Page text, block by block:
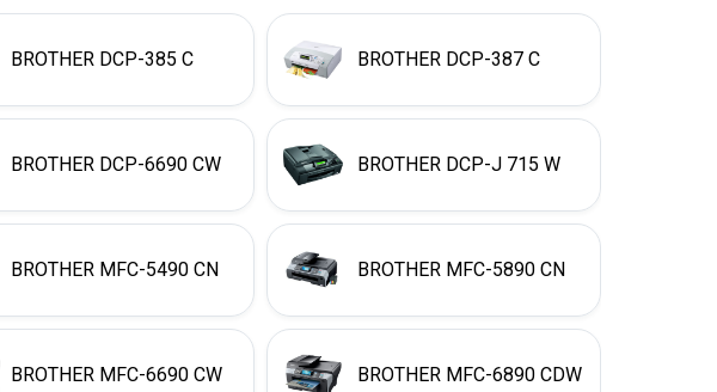
BROTHER DCP-385 C BROTHER DCP-387 C
BROTHER DCP-6690 CW BROTHER DCP-J 715 W
BROTHER MFC-5490 CN BROTHER MFC-5890 CN
BROTHER MFC-6690 CW BROTHER MFC-6890 CDW